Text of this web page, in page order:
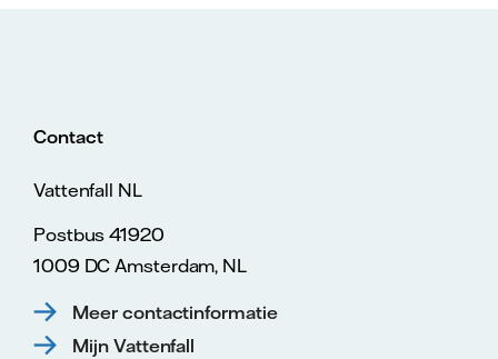
Contact
Vattenfall NL
Postbus 41920
1009 DC Amsterdam, NL
Meer contactinformatie
Mijn Vattenfall